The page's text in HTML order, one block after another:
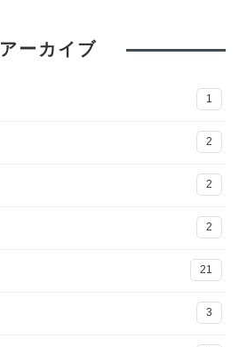
アーカイブ
1
2
2
2
21
3